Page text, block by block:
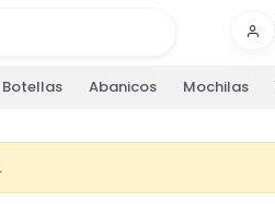
Botellas Abanicos Mochilas